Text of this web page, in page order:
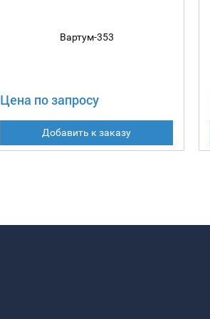
Вартум-353
Цена по запросу
Добавить к заказу